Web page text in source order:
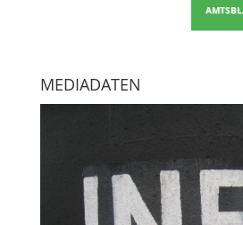
MEDIADATEN